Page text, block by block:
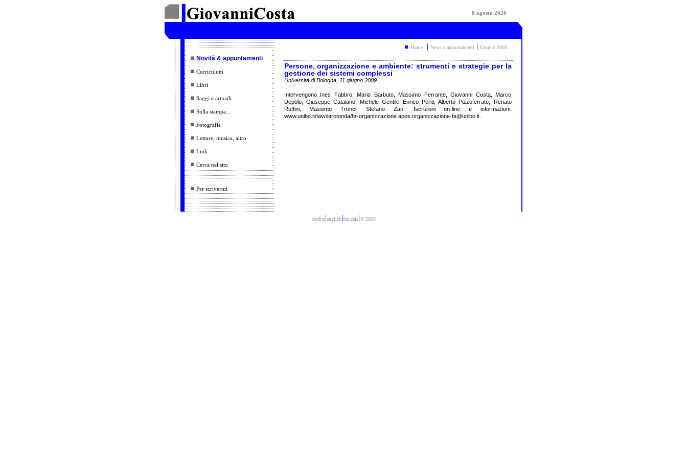
8 agosto 2026
Novità & appuntamenti
Curriculum
Libri
Saggi e articoli
Sulla stampa...
Fotografie
Letture, musica, altro
Link
Cerca nel sito
Per scrivermi
Home | News e appuntamenti | Giugno 2009
Persone, organizzazione e ambiente: strumenti e strategie per la
gestione dei sistemi complessi
Università di Bologna, 11 giugno 2009
Intervengono Ines Fabbro, Mario Barbuto, Massimo Ferrante, Giovanni Costa, Marco
Depolo, Giuseppe Catalano, Michele Gentile Enrico Periti, Alberto Pizzoferrato, Renato
Ruffini, Massimo Tronci, Stefano Zan. Iscrizioni on-line e informazioni:
www.unibo.it/tavolarotonda/hr-organizzazione apos.organizzazione-ta@unibo.it.
credits|english|français|© 2009